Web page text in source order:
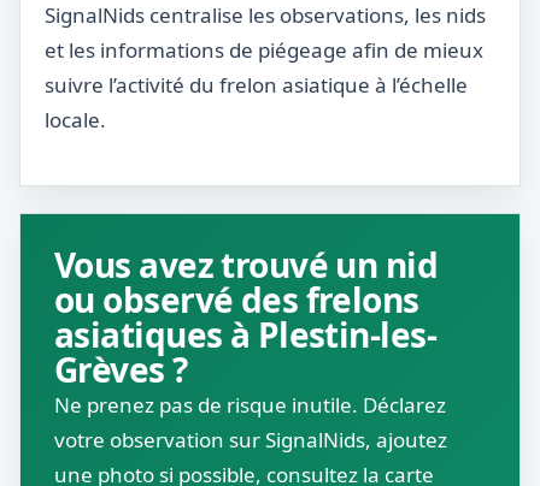
SignalNids centralise les observations, les nids
et les informations de piégeage afin de mieux
suivre l’activité du frelon asiatique à l’échelle
locale.
Vous avez trouvé un nid
ou observé des frelons
asiatiques à Plestin-les-
Grèves ?
Ne prenez pas de risque inutile. Déclarez
votre observation sur SignalNids, ajoutez
une photo si possible, consultez la carte